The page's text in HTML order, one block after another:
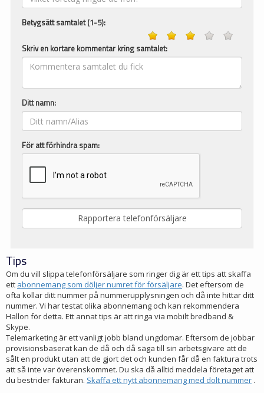
Betygsätt samtalet (1-5):
Skriv en kortare kommentar kring samtalet:
Ditt namn:
För att förhindra spam:
Tips
Om du vill slippa telefonförsäljare som ringer dig är ett tips att skaffa
ett abonnemang som döljer numret för försäljare. Det eftersom de
ofta kollar ditt nummer på nummerupplysningen och då inte hittar ditt
nummer. Vi har testat olika abonnemang och kan rekommendera
Hallon för detta. Ett annat tips är att ringa via mobilt bredband &
Skype.
Telemarketing är ett vanligt jobb bland ungdomar. Eftersom de jobbar
provisionsbaserat kan de då och då säga till sin arbetsgivare att de
sålt en produkt utan att de gjort det och kunden får då en faktura trots
att så inte var överenskommet. Du ska då alltid meddela företaget att
du bestrider fakturan. Skaffa ett nytt abonnemang med dolt nummer .